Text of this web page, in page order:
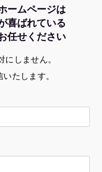
ームページは
喜ばれている
任せください
にしません。
たします。